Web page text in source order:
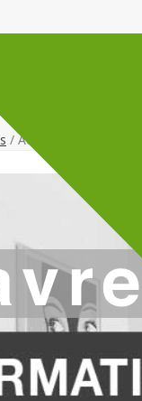
/ Actualités (Page 3)